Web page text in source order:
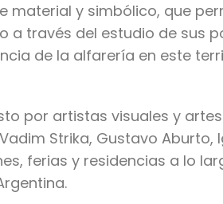
material y simbólico, que
a través del estudio de sus
de la alfarería en este
por artistas visuales y
Strika, Gustavo Aburto,
ferias y residencias a lo